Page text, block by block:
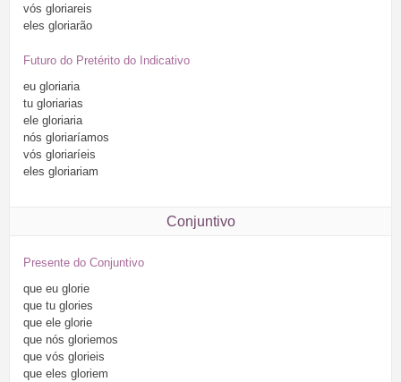
vós gloriareis
eles gloriarão
Futuro do Pretérito do Indicativo
eu gloriaria
tu gloriarias
ele gloriaria
nós gloriaríamos
vós gloriaríeis
eles gloriariam
Conjuntivo
Presente do Conjuntivo
que eu glorie
que tu glories
que ele glorie
que nós gloriemos
que vós glorieis
que eles gloriem